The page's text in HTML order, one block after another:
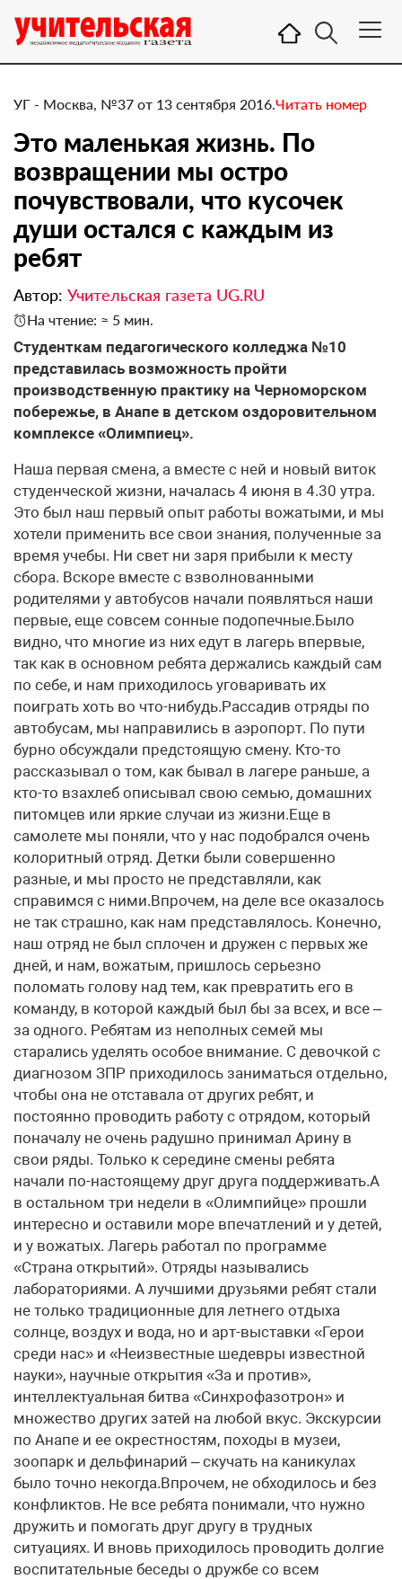
УГ - Москва, №37 от 13 сентября 2016.Читать номер
​Это маленькая жизнь. По
возвращении мы остро
почувствовали, что кусочек
души остался с каждым из
ребят
Автор: Учительская газета UG.RU
На чтение: ≈ 5 мин.
Студенткам педагогического колледжа №10
представилась возможность пройти
производственную практику на Черноморском
побережье, в Анапе в детском оздоровительном
комплексе «Олимпиец».
Наша первая смена, а вместе с ней и новый виток
студенческой жизни, началась 4 июня в 4.30 утра.
Это был наш первый опыт работы вожатыми, и мы
хотели применить все свои знания, полученные за
время учебы. Ни свет ни заря прибыли к месту
сбора. Вскоре вместе с взволнованными
родителями у автобусов начали появляться наши
первые, еще совсем сонные подопечные.Было
видно, что многие из них едут в лагерь впервые,
так как в основном ребята держались каждый сам
по себе, и нам приходилось уговаривать их
поиграть хоть во что-нибудь.Рассадив отряды по
автобусам, мы направились в аэропорт. По пути
бурно обсуждали предстоящую смену. Кто-то
рассказывал о том, как бывал в лагере раньше, а
кто-то взахлеб описывал свою семью, домашних
питомцев или яркие случаи из жизни.Еще в
самолете мы поняли, что у нас подобрался очень
колоритный отряд. Детки были совершенно
разные, и мы просто не представляли, как
справимся с ними.Впрочем, на деле все оказалось
не так страшно, как нам представлялось. Конечно,
наш отряд не был сплочен и дружен с первых же
дней, и нам, вожатым, пришлось серьезно
поломать голову над тем, как превратить его в
команду, в которой каждый был бы за всех, и все –
за одного. Ребятам из неполных семей мы
старались уделять особое внимание. С девочкой с
диагнозом ЗПР приходилось заниматься отдельно,
чтобы она не отставала от других ребят, и
постоянно проводить работу с отрядом, который
поначалу не очень радушно принимал Арину в
свои ряды. Только к середине смены ребята
начали по-настоящему друг друга поддерживать.А
в остальном три недели в «Олимпийце» прошли
интересно и оставили море впечатлений и у детей,
и у вожатых. Лагерь работал по программе
«Страна открытий». Отряды назывались
лабораториями. А лучшими друзьями ребят стали
не только традиционные для летнего отдыха
солнце, воздух и вода, но и арт-выставки «Герои
среди нас» и «Неизвестные шедевры известной
науки», научные открытия «За и против»,
интеллектуальная битва «Синхрофазотрон» и
множество других затей на любой вкус. Экскурсии
по Анапе и ее окрестностям, походы в музеи,
зоопарк и дельфинарий – скучать на каникулах
было точно некогда.Впрочем, не обходилось и без
конфликтов. Не все ребята понимали, что нужно
дружить и помогать друг другу в трудных
ситуациях. И вновь приходилось проводить долгие
воспитательные беседы о дружбе со всем